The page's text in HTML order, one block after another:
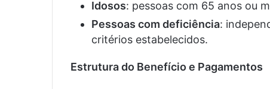
Idosos: pessoas com 65 anos ou
Pessoas com deficiência:
critérios estabelecidos.
Estrutura do Benefício e Pagamentos